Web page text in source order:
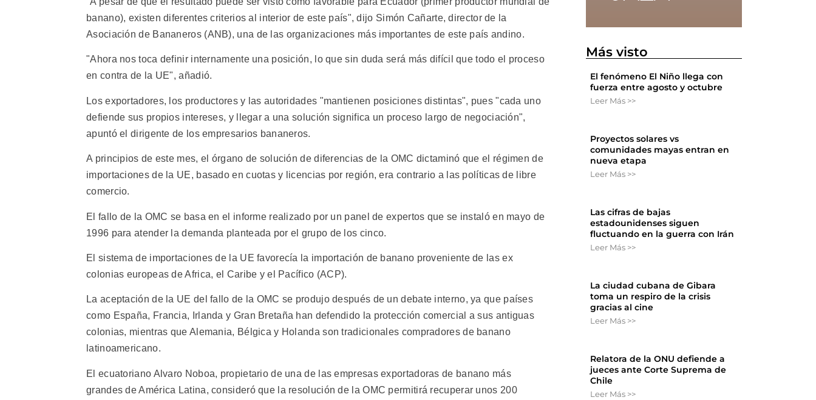
banano), existen diferentes criterios al interior de este país", dijo Simón Cañarte, director de la
Asociación de Bananeros (ANB), una de las organizaciones más importantes de este país andino.
"Ahora nos toca definir internamente una posición, lo que sin duda será más difícil que todo el proceso
en contra de la UE", añadió.
Los exportadores, los productores y las autoridades "mantienen posiciones distintas", pues "cada uno
defiende sus propios intereses, y llegar a una solución significa un proceso largo de negociación",
apuntó el dirigente de los empresarios bananeros.
A principios de este mes, el órgano de solución de diferencias de la OMC dictaminó que el régimen de
importaciones de la UE, basado en cuotas y licencias por región, era contrario a las políticas de libre
comercio.
El fallo de la OMC se basa en el informe realizado por un panel de expertos que se instaló en mayo de
1996 para atender la demanda planteada por el grupo de los cinco.
El sistema de importaciones de la UE favorecía la importación de banano proveniente de las ex
colonias europeas de Africa, el Caribe y el Pacífico (ACP).
La aceptación de la UE del fallo de la OMC se produjo después de un debate interno, ya que países
como España, Francia, Irlanda y Gran Bretaña han defendido la protección comercial a sus antiguas
colonias, mientras que Alemania, Bélgica y Holanda son tradicionales compradores de banano
latinoamericano.
El ecuatoriano Alvaro Noboa, propietario de una de las empresas exportadoras de banano más
grandes de América Latina, consideró que la resolución de la OMC permitirá recuperar unos 200
Más visto
El fenómeno El Niño llega con
fuerza entre agosto y octubre
Leer Más >>
Proyectos solares vs
comunidades mayas entran en
nueva etapa
Leer Más >>
Las cifras de bajas
estadounidenses siguen
fluctuando en la guerra con Irán
Leer Más >>
La ciudad cubana de Gibara
toma un respiro de la crisis
gracias al cine
Leer Más >>
Relatora de la ONU defiende a
jueces ante Corte Suprema de
Chile
Leer Más >>